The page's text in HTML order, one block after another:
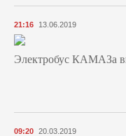
21:16 13.06.2019
Электробус КАМАЗа
09:20 20.03.2019